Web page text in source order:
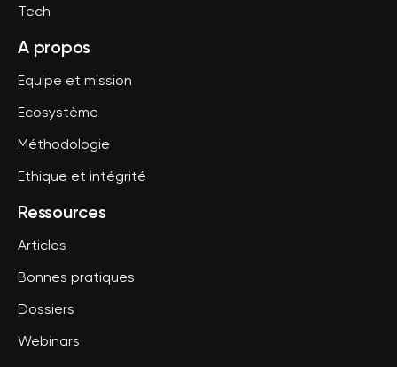
Tech
A propos
Equipe et mission
Ecosystème
Méthodologie
Ethique et intégrité
Ressources
Articles
Bonnes pratiques
Dossiers
Webinars